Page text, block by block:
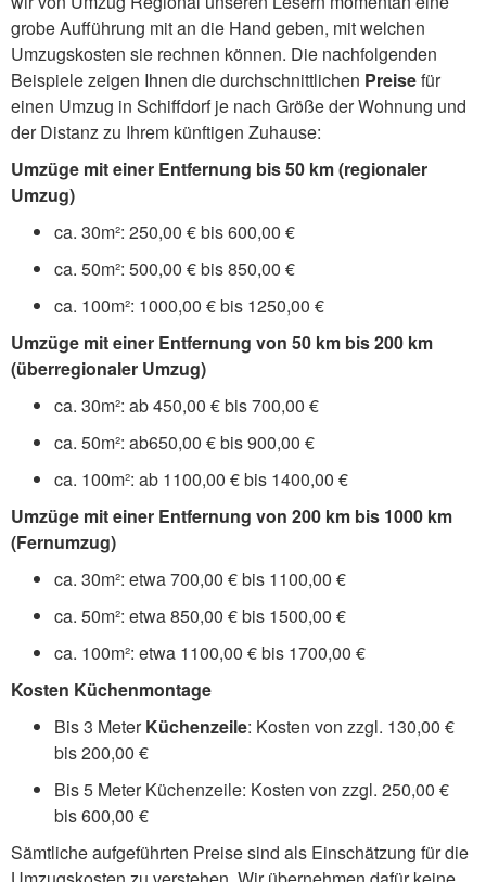
grobe Aufführung mit an die Hand geben, mit welchen
Umzugskosten sie rechnen können. Die nachfolgenden
Beispiele zeigen Ihnen die durchschnittlichen Preisefür
einen Umzug in Schiffdorf je nach Größe der Wohnung und
der Distanz zu Ihrem künftigen Zuhause:
Umzüge mit einer Entfernung bis 50 km (regionaler
Umzug)
ca. 30m²: 250,00 € bis 600,00 €
ca. 50m²: 500,00 € bis 850,00 €
ca. 100m²: 1000,00 € bis 1250,00 €
Umzüge mit einer Entfernung von 50 km bis 200 km
(überregionaler Umzug)
ca. 30m²: ab 450,00 € bis 700,00 €
ca. 50m²: ab650,00 € bis 900,00 €
ca. 100m²: ab 1100,00 € bis 1400,00 €
Umzüge mit einer Entfernung von 200 km bis 1000 km
(Fernumzug)
ca. 30m²: etwa 700,00 € bis 1100,00 €
ca. 50m²: etwa 850,00 € bis 1500,00 €
ca. 100m²: etwa 1100,00 € bis 1700,00 €
Kosten Küchenmontage
Bis 3 MeterKüchenzeile: Kosten von zzgl. 130,00 €
bis 200,00 €
Bis 5 Meter Küchenzeile: Kosten von zzgl. 250,00 €
bis 600,00 €
Sämtliche aufgeführten Preise sind als Einschätzung für die